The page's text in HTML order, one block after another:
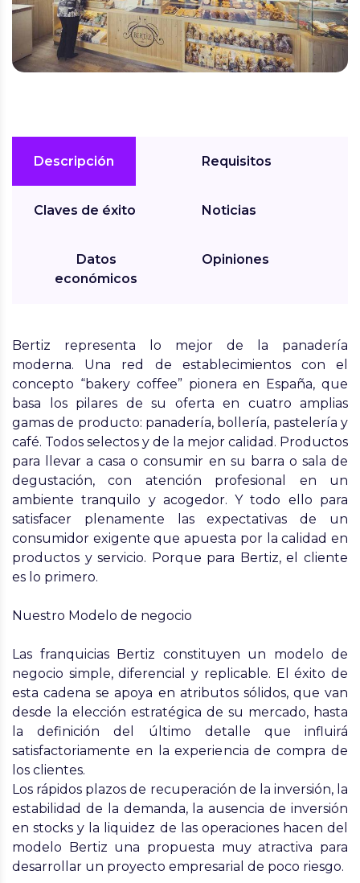
Descripción
Claves de éxito
Datos
económicos
Requisitos
Noticias
Opiniones
Bertiz representa lo mejor de la panadería
moderna. Una red de establecimientos con el
concepto “bakery coffee” pionera en España, que
basa los pilares de su oferta en cuatro amplias
gamas de producto: panadería, bollería, pastelería y
café. Todos selectos y de la mejor calidad. Productos
para llevar a casa o consumir en su barra o sala de
degustación, con atención profesional en un
ambiente tranquilo y acogedor. Y todo ello para
satisfacer plenamente las expectativas de un
consumidor exigente que apuesta por la calidad en
productos y servicio. Porque para Bertiz, el cliente
es lo primero.
Nuestro Modelo de negocio
Las franquicias Bertiz constituyen un modelo de
negocio simple, diferencial y replicable. El éxito de
esta cadena se apoya en atributos sólidos, que van
desde la elección estratégica de su mercado, hasta
la definición del último detalle que influirá
satisfactoriamente en la experiencia de compra de
los clientes.
Los rápidos plazos de recuperación de la inversión, la
estabilidad de la demanda, la ausencia de inversión
en stocks y la liquidez de las operaciones hacen del
modelo Bertiz una propuesta muy atractiva para
desarrollar un proyecto empresarial de poco riesgo.